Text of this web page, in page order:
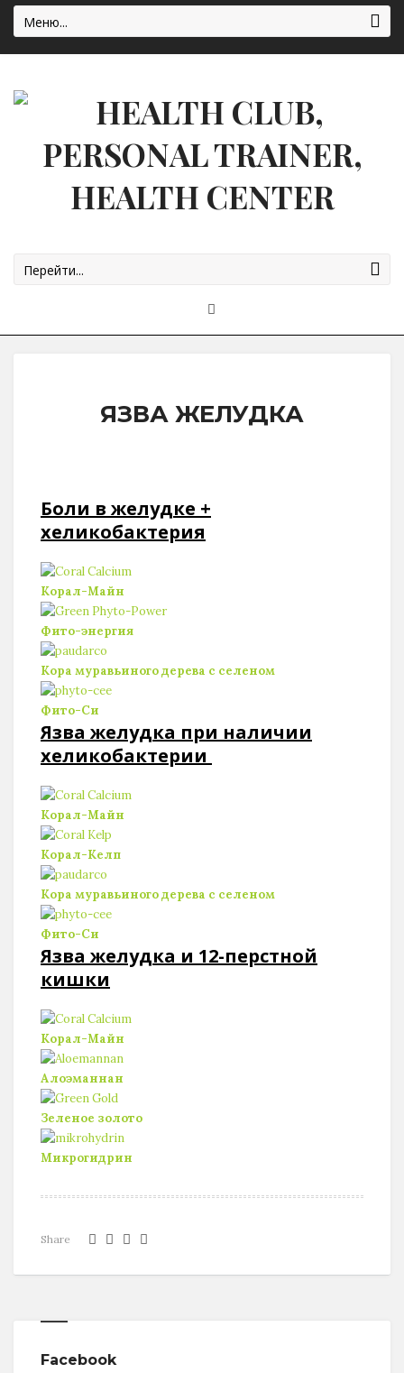
Меню...
Перейти...
ЯЗВА ЖЕЛУДКА
Боли в желудке +
хеликобактерия
Корал-Майн
Фито-энергия
Кора муравьиного дерева c селеном
Фито-Си
Язва желудка при наличии
хеликобактерии
Корал-Майн
Корал-Келп
Кора муравьиного дерева c селеном
Фито-Си
Язва желудка и 12-перстной
кишки
Корал-Майн
Алоэманнан
Зеленое золото
Микрогидрин
Share
Facebook